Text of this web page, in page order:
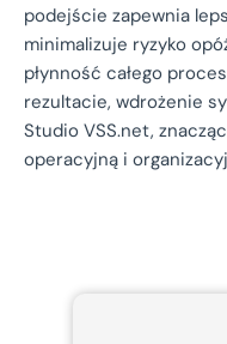
podejście zapewnia
minimalizuje ryzyko
płynność całego
rezultacie, wdrożenie
Studio VSS.net,
operacyjną i